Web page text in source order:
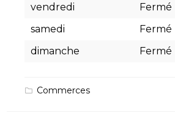
vendredi
Fermé
samedi
Fermé
dimanche
Fermé
Commerces